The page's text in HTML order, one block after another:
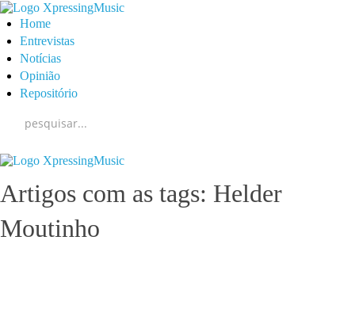
Home
Entrevistas
Notícias
Opinião
Repositório
Artigos com as tags: Helder
Moutinho